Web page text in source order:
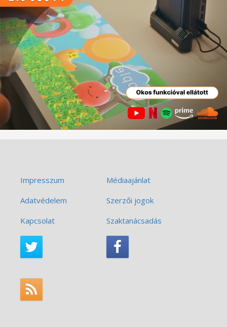
Impresszum
Médiaajánlat
Adatvédelem
Szerzői jogok
Kapcsolat
Szaktanácsadás